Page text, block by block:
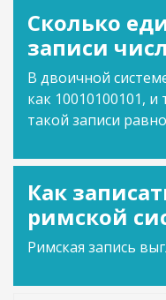
Сколько
записи
В двоичной
как 10010100101,
такой записи
Как
римской
Римская запись